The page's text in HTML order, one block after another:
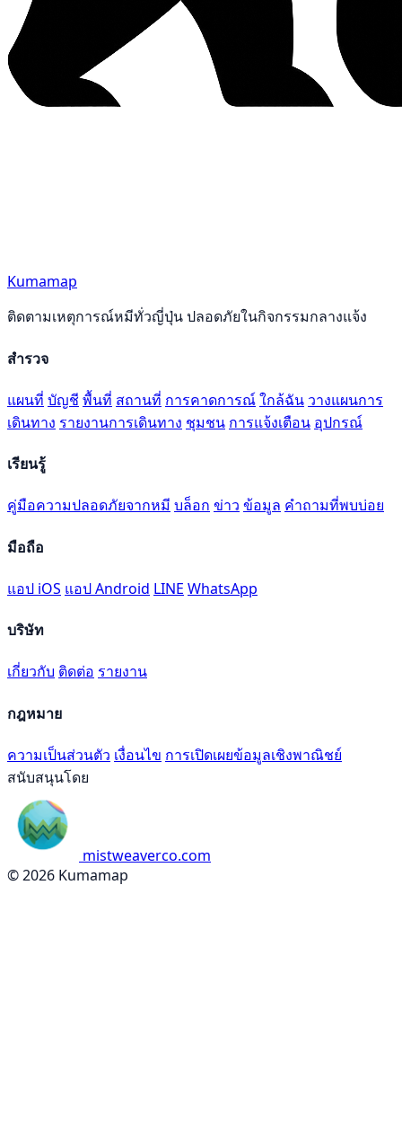
Kumamap
ติดตามเหตุการณ์หมีทั่วญี่ปุ่น ปลอดภัยในกิจกรรมกลางแจ้ง
สำรวจ
แผนที่ บัญชี พื้นที่ สถานที่ การคาดการณ์ใกล้ฉัน วางแผนการ
เดินทาง รายงานการเดินทาง ชุมชน การแจ้งเตือน อุปกรณ์
เรียนรู้
คู่มือความปลอดภัยจากหมี บล็อก ข่าว ข้อมูล คำถามที่พบบ่อย
มือถือ
แอป iOS แอป Android LINE WhatsApp
บริษัท
เกี่ยวกับ ติดต่อ รายงาน
กฎหมาย
ความเป็นส่วนตัว เงื่อนไข การเปิดเผยข้อมูลเชิงพาณิชย์
สนับสนุนโดย
mistweaverco.com
© 2026 Kumamap